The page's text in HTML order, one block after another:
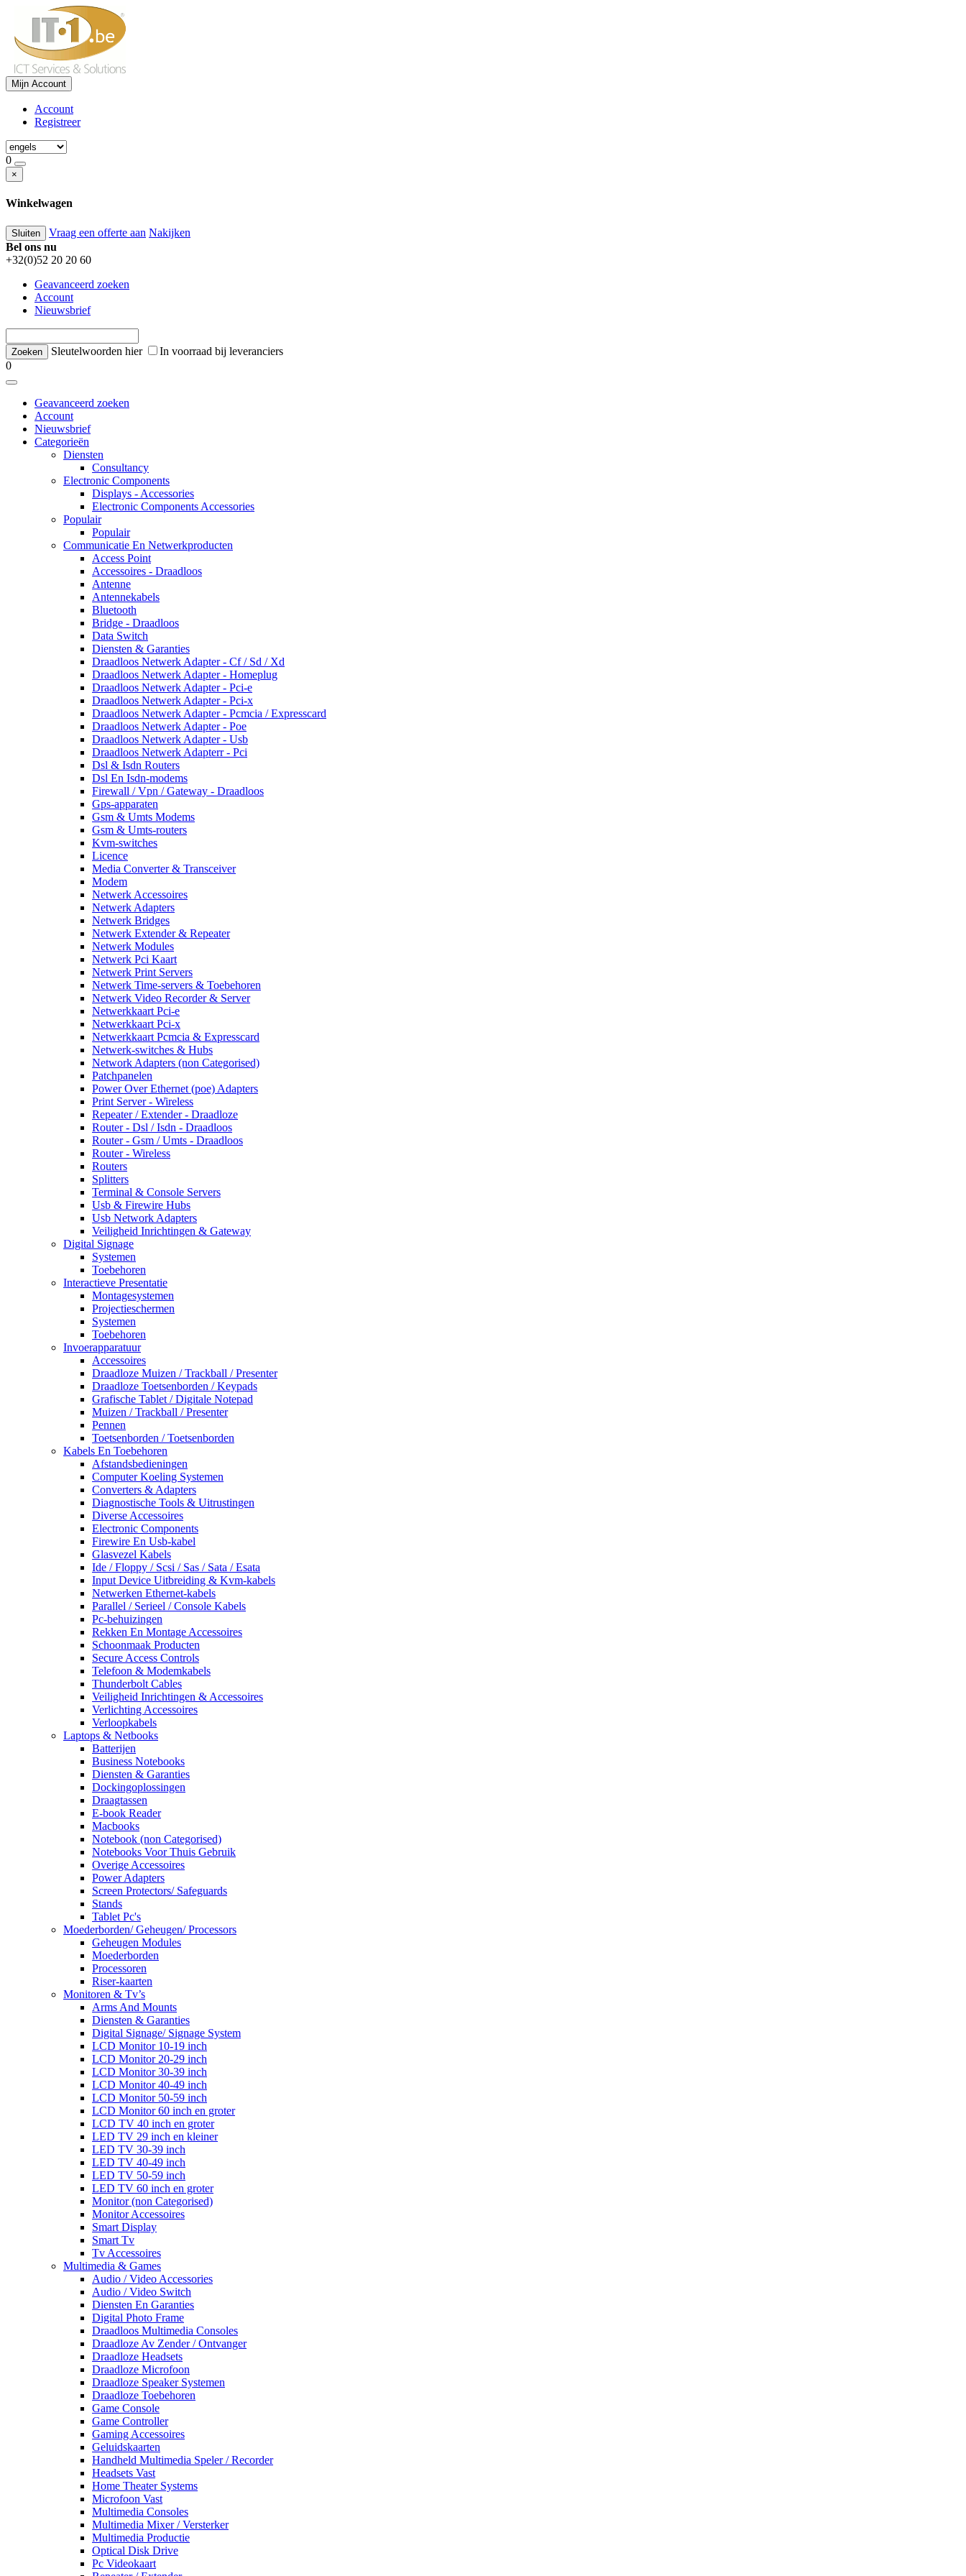
Mijn Account
Account
Registreer
0
×
Winkelwagen
Sluiten Vraag een offerte aan Nakijken
Bel ons nu
+32(0)52 20 20 60
Geavanceerd zoeken
Account
Nieuwsbrief
Sleutelwoorden hier
In voorraad bij leveranciers
0
Geavanceerd zoeken
Account
Nieuwsbrief
Categorieën
Diensten
Consultancy
Electronic Components
Displays - Accessories
Electronic Components Accessories
Populair
Populair
Communicatie En Netwerkproducten
Access Point
Accessoires - Draadloos
Antenne
Antennekabels
Bluetooth
Bridge - Draadloos
Data Switch
Diensten & Garanties
Draadloos Netwerk Adapter - Cf / Sd / Xd
Draadloos Netwerk Adapter - Homeplug
Draadloos Netwerk Adapter - Pci-e
Draadloos Netwerk Adapter - Pci-x
Draadloos Netwerk Adapter - Pcmcia / Expresscard
Draadloos Netwerk Adapter - Poe
Draadloos Netwerk Adapter - Usb
Draadloos Netwerk Adapterr - Pci
Dsl & Isdn Routers
Dsl En Isdn-modems
Firewall / Vpn / Gateway - Draadloos
Gps-apparaten
Gsm & Umts Modems
Gsm & Umts-routers
Kvm-switches
Licence
Media Converter & Transceiver
Modem
Netwerk Accessoires
Netwerk Adapters
Netwerk Bridges
Netwerk Extender & Repeater
Netwerk Modules
Netwerk Pci Kaart
Netwerk Print Servers
Netwerk Time-servers & Toebehoren
Netwerk Video Recorder & Server
Netwerkkaart Pci-e
Netwerkkaart Pci-x
Netwerkkaart Pcmcia & Expresscard
Netwerk-switches & Hubs
Network Adapters (non Categorised)
Patchpanelen
Power Over Ethernet (poe) Adapters
Print Server - Wireless
Repeater / Extender - Draadloze
Router - Dsl / Isdn - Draadloos
Router - Gsm / Umts - Draadloos
Router - Wireless
Routers
Splitters
Terminal & Console Servers
Usb & Firewire Hubs
Usb Network Adapters
Veiligheid Inrichtingen & Gateway
Digital Signage
Systemen
Toebehoren
Interactieve Presentatie
Montagesystemen
Projectieschermen
Systemen
Toebehoren
Invoerapparatuur
Accessoires
Draadloze Muizen / Trackball / Presenter
Draadloze Toetsenborden / Keypads
Grafische Tablet / Digitale Notepad
Muizen / Trackball / Presenter
Pennen
Toetsenborden / Toetsenborden
Kabels En Toebehoren
Afstandsbedieningen
Computer Koeling Systemen
Converters & Adapters
Diagnostische Tools & Uitrustingen
Diverse Accessoires
Electronic Components
Firewire En Usb-kabel
Glasvezel Kabels
Ide / Floppy / Scsi / Sas / Sata / Esata
Input Device Uitbreiding & Kvm-kabels
Netwerken Ethernet-kabels
Parallel / Serieel / Console Kabels
Pc-behuizingen
Rekken En Montage Accessoires
Schoonmaak Producten
Secure Access Controls
Telefoon & Modemkabels
Thunderbolt Cables
Veiligheid Inrichtingen & Accessoires
Verlichting Accessoires
Verloopkabels
Laptops & Netbooks
Batterijen
Business Notebooks
Diensten & Garanties
Dockingoplossingen
Draagtassen
E-book Reader
Macbooks
Notebook (non Categorised)
Notebooks Voor Thuis Gebruik
Overige Accessoires
Power Adapters
Screen Protectors/ Safeguards
Stands
Tablet Pc's
Moederborden/ Geheugen/ Processors
Geheugen Modules
Moederborden
Processoren
Riser-kaarten
Monitoren & Tv’s
Arms And Mounts
Diensten & Garanties
Digital Signage/ Signage System
LCD Monitor 10-19 inch
LCD Monitor 20-29 inch
LCD Monitor 30-39 inch
LCD Monitor 40-49 inch
LCD Monitor 50-59 inch
LCD Monitor 60 inch en groter
LCD TV 40 inch en groter
LED TV 29 inch en kleiner
LED TV 30-39 inch
LED TV 40-49 inch
LED TV 50-59 inch
LED TV 60 inch en groter
Monitor (non Categorised)
Monitor Accessoires
Smart Display
Smart Tv
Tv Accessoires
Multimedia & Games
Audio / Video Accessories
Audio / Video Switch
Diensten En Garanties
Digital Photo Frame
Draadloos Multimedia Consoles
Draadloze Av Zender / Ontvanger
Draadloze Headsets
Draadloze Microfoon
Draadloze Speaker Systemen
Draadloze Toebehoren
Game Console
Game Controller
Gaming Accessoires
Geluidskaarten
Handheld Multimedia Speler / Recorder
Headsets Vast
Home Theater Systems
Microfoon Vast
Multimedia Consoles
Multimedia Mixer / Versterker
Multimedia Productie
Optical Disk Drive
Pc Videokaart